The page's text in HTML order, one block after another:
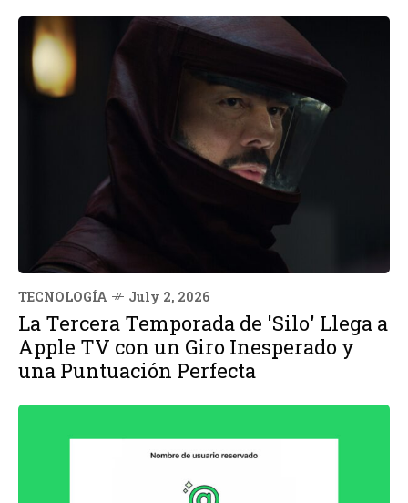
TECNOLOGÍA July 2, 2026
La Tercera Temporada de 'Silo' Llega a
Apple TV con un Giro Inesperado y
una Puntuación Perfecta